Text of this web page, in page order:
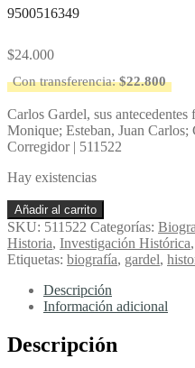
9500516349
$24.000
Con transferencia:$22.800
Carlos Gardel, sus
Monique; Esteban, Juan Carlos;
Corregidor | 511522
Hay existencias
Carlos
Gardel,
sus
antecedentes
franceses
Ruffié
Saint-
Blancat,
Añadir al carrito
SKU: 511522 Categorías:
Historia, Investigación Histórica,
Etiquetas: biografía, gardel,
Descripción
Información adicional
Descripción